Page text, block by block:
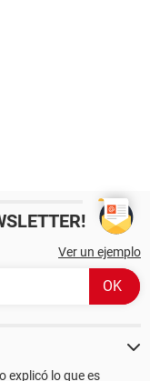
Ver un ejemplo
explicó lo que es